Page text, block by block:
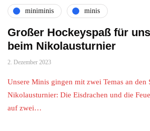
miniminis minis
Großer Hockeyspaß für
beim Nikolausturnier
2. Dezember 2023
Unsere Minis gingen mit zwei Temas an den
Nikolausturnier: Die Eisdrachen und die
auf zwei…